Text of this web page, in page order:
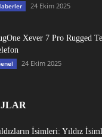
24 Ekim 2025
Xever 7 Pro Rugged
24 Ekim 2025
İsimleri: Yıldız